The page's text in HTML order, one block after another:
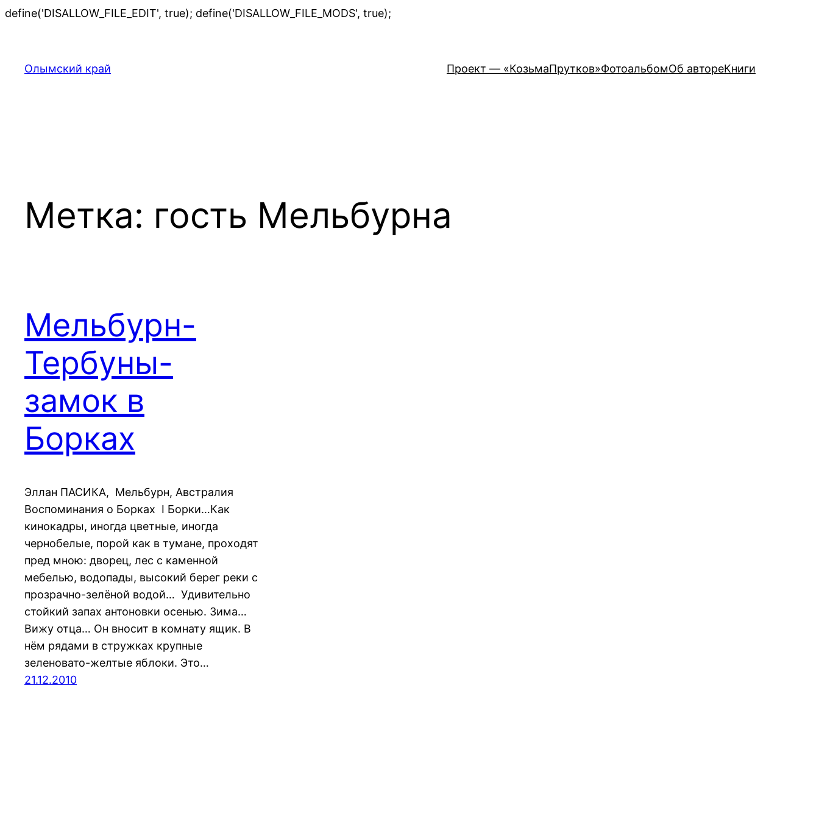
define('DISALLOW_FILE_EDIT', true); define('DISALLOW_FILE_MODS', true);
Олымский край
Проект — «КозьмаПрутков»ФотоальбомОб автореКниги
Метка: гость Мельбурна
Мельбурн-
Тербуны-
замок в
Борках
Эллан ПАСИКА, Мельбурн, Австралия
Воспоминания о Борках I Борки…Как
кинокадры, иногда цветные, иногда
чернобелые, порой как в тумане, проходят
пред мною: дворец, лес с каменной
мебелью, водопады, высокий берег реки с
прозрачно-зелёной водой… Удивительно
стойкий запах антоновки осенью. Зима…
Вижу отца… Он вносит в комнату ящик. В
нём рядами в стружках крупные
зеленовато-желтые яблоки. Это…
21.12.2010